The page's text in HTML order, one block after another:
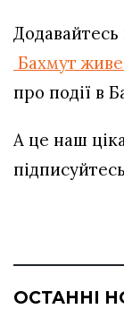
Бахмут живе
про події в
А це наш
ОСТАННІ